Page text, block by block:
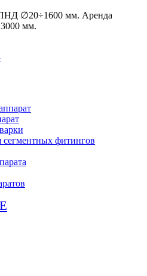
∅20÷1600 мм. Аренда
мм.
сегментных фитингов